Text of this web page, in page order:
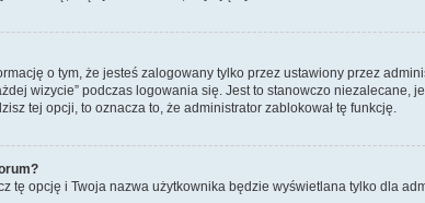
o tym, że jesteś zalogowany tylko przez ustawiony przez
wizycie” podczas logowania się. Jest to stanowczo niezalecane,
tej opcji, to oznacza to, że administrator zablokował tę funkcję.
tę opcję i Twoja nazwa użytkownika będzie wyświetlana tylko dla